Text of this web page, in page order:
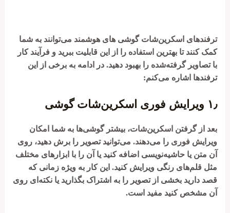
ترفندهای اسکرین‌شات گوشی های هوشمند می‌توانند به شما
کمک کنند تا بهترین استفاده را از این قابلیت ببرید و فرآیند کار
با تصاویر گرفته‌شده را بهبود دهید. در ادامه به برخی از این
ترفندها اشاره می‌کنم:
۱٫ ویرایش فوری اسکرین‌شات گوشی
بعد از گرفتن اسکرین‌شات، بیشتر گوشی‌ها به شما امکان
ویرایش فوری را می‌دهند. می‌توانید تصویر را برش دهید، روی
آن متن یا حاشیه‌نویسی اضافه کنید یا آن را با ابزارهای مختلف
مثل قلم‌های رنگی ویرایش کنید. این کار به ویژه زمانی که
قصد دارید بخشی از تصویر را به اشتراک بگذارید یا نکته‌ای روی
آن مشخص کنید مفید است.